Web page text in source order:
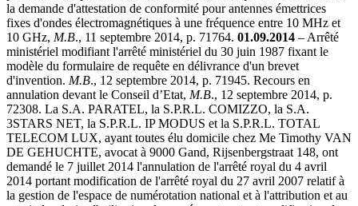
la demande d'attestation de conformité pour antennes émettrices
fixes d'ondes électromagnétiques à une fréquence entre 10 MHz et
10 GHz, M.B., 11 septembre 2014, p. 71764. 01.09.2014 – Arrêté
ministériel modifiant l'arrêté ministériel du 30 juin 1987 fixant le
modèle du formulaire de requête en délivrance d'un brevet
d'invention. M.B., 12 septembre 2014, p. 71945. Recours en
annulation devant le Conseil d’Etat, M.B., 12 septembre 2014, p.
72308. La S.A. PARATEL, la S.P.R.L. COMIZZO, la S.A.
3STARS NET, la S.P.R.L. IP MODUS et la S.P.R.L. TOTAL
TELECOM LUX, ayant toutes élu domicile chez Me Timothy VAN
DE GEHUCHTE, avocat à 9000 Gand, Rijsenbergstraat 148, ont
demandé le 7 juillet 2014 l'annulation de l'arrêté royal du 4 avril
2014 portant modification de l'arrêté royal du 27 avril 2007 relatif à
la gestion de l'espace de numérotation national et à l'attribution et au